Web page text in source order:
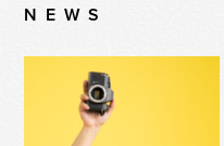
NEWS